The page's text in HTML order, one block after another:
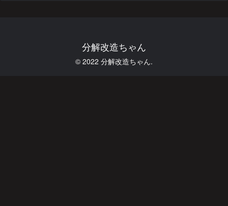
分解改造ちゃん
© 2022 分解改造ちゃん.